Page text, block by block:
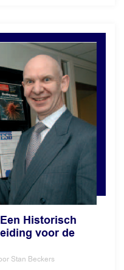
Historisch
voor de
Stan Beckers